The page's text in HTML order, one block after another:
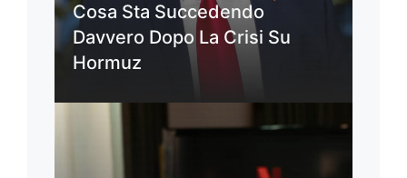
Cosa Sta Succedendo
Davvero Dopo La Crisi Su
Hormuz